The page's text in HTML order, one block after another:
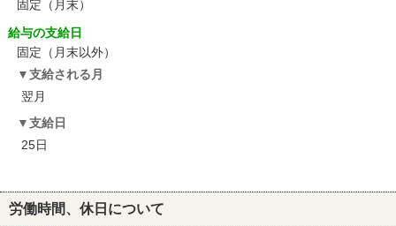
固定（月末）
給与の支給日
固定（月末以外）
支給される月
翌月
支給日
25日
労働時間、休日について